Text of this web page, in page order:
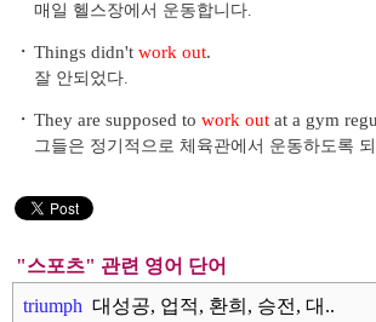
매일 헬스장에서 운동합니다.
・ Things didn't work out.
잘 안되었다.
・ They are supposed to work out at a gym
그들은 정기적으로 체육관에서 운동하도록
"스포츠" 관련 영어 단어
triumph 대성공, 업적, 환희, 승전, 대..